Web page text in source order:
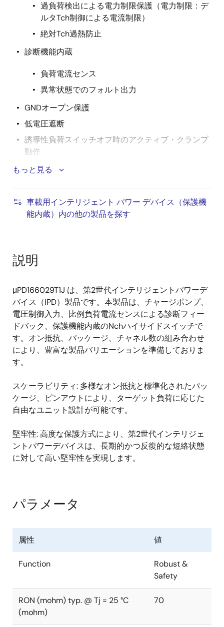
過負荷検出による電力制限保護（電力制限：デ
ルタTch制御による電流制限）
絶対Tch過熱防止
診断機能内蔵
負荷電流センス
異常状態でのフォルト出力
GNDオープン保護
低電圧遮断
誘導性負荷スイッチオフ時のアクティブ・クランプ
動作
AEC認定
製品仕様
Nch/Pch: Nch
RON (mohm) typ. @ Tj = 25 °C: 70
RON (mohm) max. @ Tj = 150 °C: 180
Vcc (V) min.: 4.5
Vcc (V) max.: 28
IL (SC) (A): 13
診断: 電流センス
toff (µs) max.: 200
Tch (°C) min. :-40
もっと見る
車載用インテリジェント パワー デバイス（保護機
能内蔵）内の他の製品を探す
説明
μPD166029T1J は、第2世代インテリジェントパワーデ
バイス（IPD）製品です。本製品は、チャージポンプ、
電圧制御入力、比例負荷電流センスによる診断フィー
ドバック、保護機能内蔵のNchハイサイドスイッチで
す。オン抵抗、パッケージ、チャネル数の組み合わせ
により、豊富な製品バリエーションを準備しておりま
す。
スケーラビリティ: 多様なオン抵抗と標準化されたパッ
ケージ、ピンアウトにより、ターゲット負荷に応じた
自由なユニット設計が可能です。
堅牢性: 高度な保護方式により、第2世代インテリジェ
ントパワーデバイスは、長期的かつ反復的な短絡状態
に対して高い堅牢性を実現します。
パラメータ
属性 値
Function
Robust &
Safety
RON (mohm) typ. @ Tj = 25 °C
(mohm)
70